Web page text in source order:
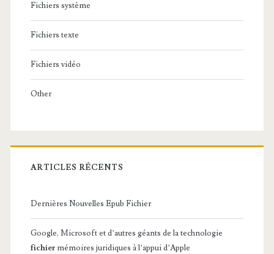
Fichiers système
Fichiers texte
Fichiers vidéo
Other
ARTICLES RÉCENTS
Dernières Nouvelles Epub Fichier
Google, Microsoft et d’autres géants de la technologie
fichier mémoires juridiques à l’appui d’Apple